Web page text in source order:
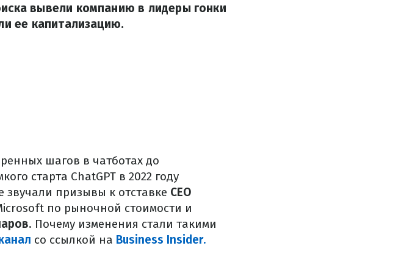
вывели компанию в лидеры гонки
ее капитализацию.
шагов в чатботах до
старта ChatGPT в 2022 году
звучали призывы к отставке CEO
по рыночной стоимости и
. Почему изменения стали такими
со ссылкой на Business Insider.